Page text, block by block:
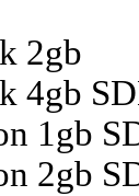
2gb
4gb
1gb
2gb